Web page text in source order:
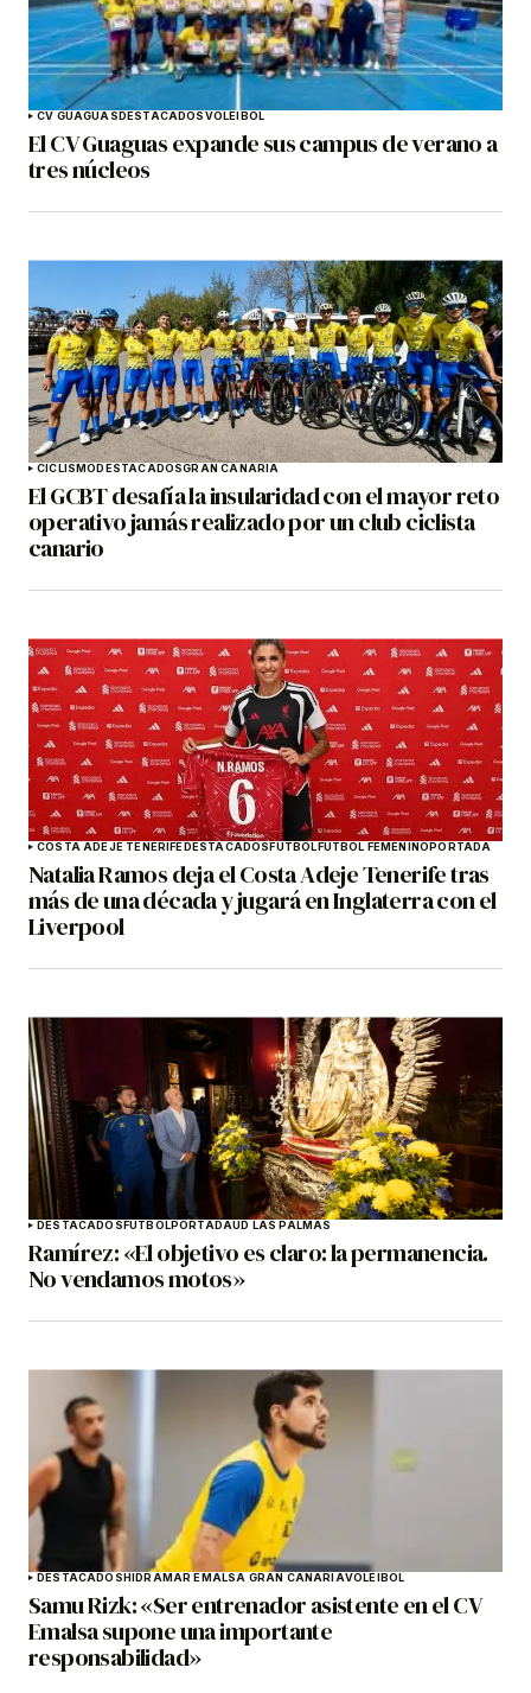
CV GUAGUAS DESTACADOSVOLEIBOL
El CV Guaguas expande sus campus de verano a
tres núcleos
CICLISMO DESTACADOSGRAN CANARIA
El GCBT desafía la insularidad con el mayor reto
operativo jamás realizado por un club ciclista
canario
COSTA ADEJE TENERIFE DESTACADOS FÚTBOL FÚTBOL FEMENINO PORTADA
Natalia Ramos deja el Costa Adeje Tenerife tras
más de una década y jugará en Inglaterra con el
Liverpool
DESTACADOS FÚTBOLPORTADAUD LAS PALMAS
Ramírez: «El objetivo es claro: la permanencia.
No vendamos motos»
DESTACADOS HIDRAMAR EMALSA GRAN CANARIAVOLEIBOL
Samu Rizk: «Ser entrenador asistente en el CV
Emalsa supone una importante
responsabilidad»